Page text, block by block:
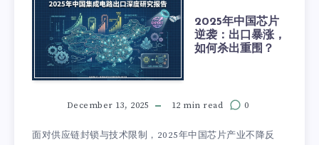
2025年中国芯片
逆袭：出口暴涨，
如何杀出重围？
December 13, 2025 12 min read 0
面对供应链封锁与技术限制，2025年中国芯片产业不降反